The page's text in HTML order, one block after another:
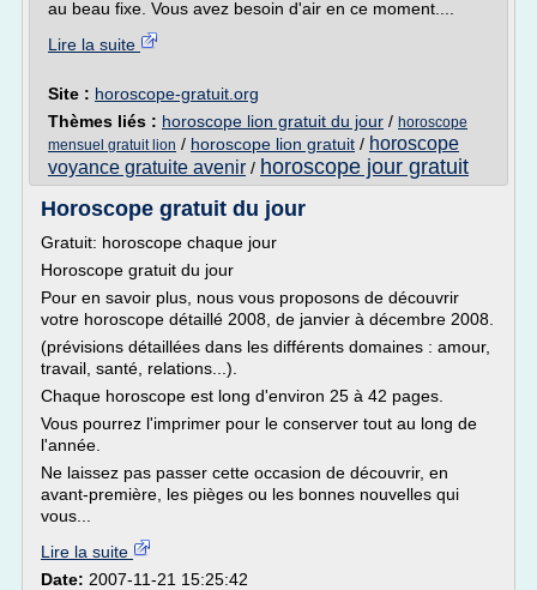
au beau fixe. Vous avez besoin d'air en ce moment....
Lire la suite
Site : horoscope-gratuit.org
Thèmes liés : horoscope lion gratuit du jour / horoscope
mensuel gratuit lion / horoscope lion gratuit / horoscope
voyance gratuite avenir / horoscope jour gratuit
Horoscope gratuit du jour
Gratuit: horoscope chaque jour
Horoscope gratuit du jour
Pour en savoir plus, nous vous proposons de découvrir
votre horoscope détaillé 2008, de janvier à décembre 2008.
(prévisions détaillées dans les différents domaines : amour,
travail, santé, relations...).
Chaque horoscope est long d'environ 25 à 42 pages.
Vous pourrez l'imprimer pour le conserver tout au long de
l'année.
Ne laissez pas passer cette occasion de découvrir, en
avant-première, les pièges ou les bonnes nouvelles qui
vous...
Lire la suite
Date: 2007-11-21 15:25:42